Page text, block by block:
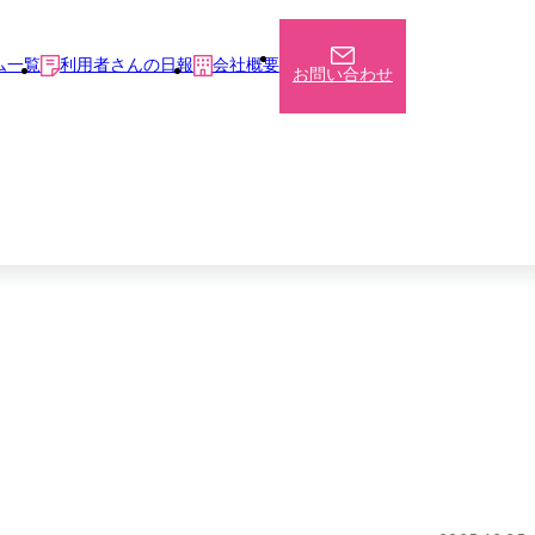
一覧 利用者さんの日報 会社概要 お問い合わせ